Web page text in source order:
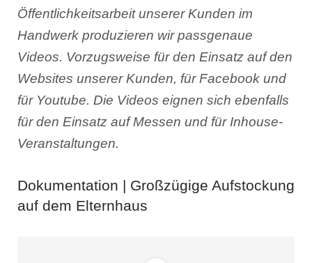
Öffentlichkeitsarbeit unserer Kunden im
Handwerk produzieren wir passgenaue
Videos. Vorzugsweise für den Einsatz auf den
Websites unserer Kunden, für Facebook und
für Youtube. Die Videos eignen sich ebenfalls
für den Einsatz auf Messen und für Inhouse-
Veranstaltungen.
Dokumentation | Großzügige Aufstockung
auf dem Elternhaus